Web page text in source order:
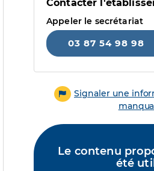
Contacter
Appeler le secrétariat
03 87 54 98 98
Signaler une
Le contenu
été